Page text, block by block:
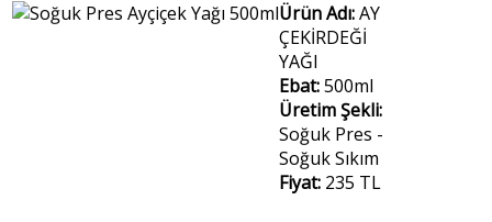
Ürün Adı:AY
ÇEKİRDEĞİ
YAĞI
Ebat:500ml
Üretim Şekli:
Soğuk Pres -
Soğuk Sıkım
Fiyat: 235 TL